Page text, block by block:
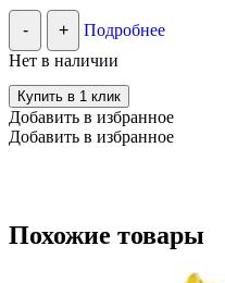
- +
Подробнее
Нет в наличии
Купить в 1 клик
Добавить в избранное
Добавить в избранное
Похожие товары